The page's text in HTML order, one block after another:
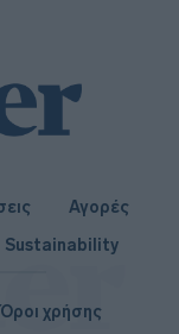
Αγορές
Sustainability
Όροι χρήσης